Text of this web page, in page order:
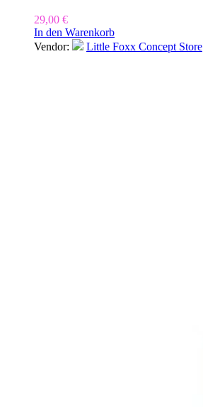
29,00 €
In den Warenkorb
Vendor:
Little Foxx Concept Store